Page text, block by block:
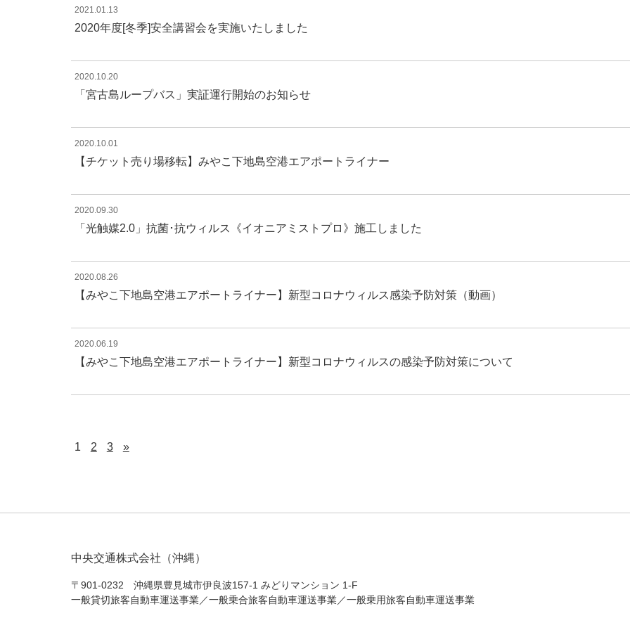
2021.01.13
2020年度[冬季]安全講習会を実施いたしました
2020.10.20
「宮古島ループバス」実証運行開始のお知らせ
2020.10.01
【チケット売り場移転】みやこ下地島空港エアポートライナー
2020.09.30
「光触媒2.0」抗菌･抗ウィルス《イオニアミストプロ》施工しました
2020.08.26
【みやこ下地島空港エアポートライナー】新型コロナウィルス感染予防対策（動画）
2020.06.19
【みやこ下地島空港エアポートライナー】新型コロナウィルスの感染予防対策について
1 2 3 »
中央交通株式会社（沖縄）
〒901-0232 沖縄県豊見城市伊良波157-1 みどりマンション 1-F
一般貸切旅客自動車運送事業／一般乗合旅客自動車運送事業／一般乗用旅客自動車運送事業